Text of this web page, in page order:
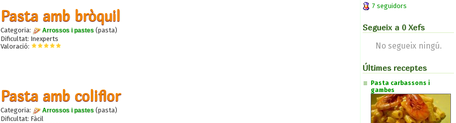
Pasta amb bròquil
Categoria: Arrossos i pastes (pasta)
Dificultat: Inexperts
Valoració:
Pasta amb coliflor
Categoria: Arrossos i pastes (pasta)
Dificultat: Fàcil
7 seguidors
Segueix a 0 Xefs
No segueix ningú.
Últimes receptes
Pasta carbassons i
gambes